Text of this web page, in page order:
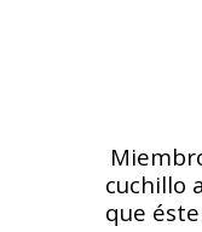
cuchillo
que